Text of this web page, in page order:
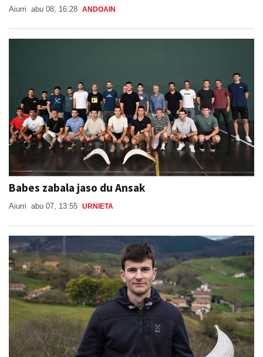
Aiurri abu 08, 16:28 ANDOAIN
Babes zabala jaso du Ansak
Aiurri abu 07, 13:55 URNIETA